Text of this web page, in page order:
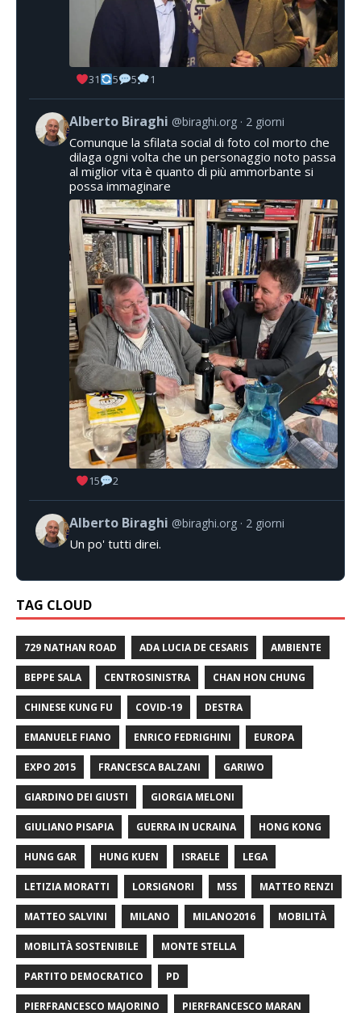
31 5 5 1
Alberto Biraghi @biraghi.org 2 giorni
Comunque la sfilata social di foto col morto che
dilaga ogni volta che un personaggio noto passa
al miglior vita è quanto di più ammorbante si
possa immaginare
15 2
Alberto Biraghi @biraghi.org 2 giorni
Un po' tutti direi.
TAG CLOUD
729 NATHAN ROAD ADA LUCIA DE CESARIS AMBIENTE
BEPPE SALA CENTROSINISTRA CHAN HON CHUNG
CHINESE KUNG FU COVID-19 DESTRA
EMANUELE FIANO ENRICO FEDRIGHINI EUROPA
EXPO 2015 FRANCESCA BALZANI GARIWO
GIARDINO DEI GIUSTI GIORGIA MELONI
GIULIANO PISAPIA GUERRA IN UCRAINA HONG KONG
HUNG GAR HUNG KUEN ISRAELE LEGA
LETIZIA MORATTI LORSIGNORI M5S MATTEO RENZI
MATTEO SALVINI MILANO MILANO2016 MOBILITÀ
MOBILITÀ SOSTENIBILE MONTE STELLA
PARTITO DEMOCRATICO PD
PIERFRANCESCO MAJORINO PIERFRANCESCO MARAN